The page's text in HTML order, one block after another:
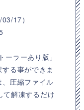
17）
ーラーあり版」
る事ができま
圧縮ファイル
て解凍するだけ